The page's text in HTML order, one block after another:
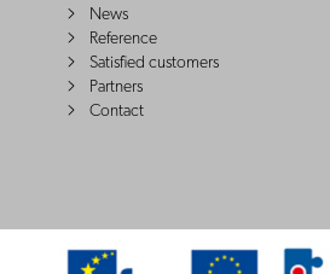
News
Reference
Satisfied customers
Partners
Contact